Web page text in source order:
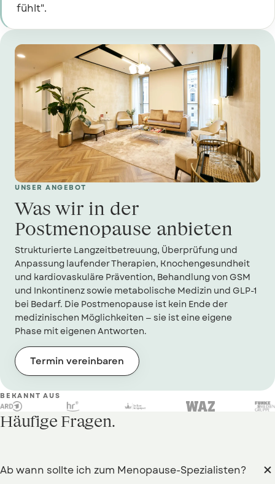
fühlt".
UNSER ANGEBOT
Was wir in der
Postmenopause anbieten
Strukturierte Langzeitbetreuung, Überprüfung und
Anpassung laufender Therapien, Knochengesundheit
und kardiovaskuläre Prävention, Behandlung von GSM
und Inkontinenz sowie metabolische Medizin und GLP-1
bei Bedarf. Die Postmenopause ist kein Ende der
medizinischen Möglichkeiten — sie ist eine eigene
Phase mit eigenen Antworten.
Termin vereinbaren
BEKANNT AUS
Häufige Fragen.
Ab wann sollte ich zum Menopause-Spezialisten?